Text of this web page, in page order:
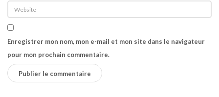
Enregistrer mon nom, mon e-mail et mon site dans le navigateur
pour mon prochain commentaire.